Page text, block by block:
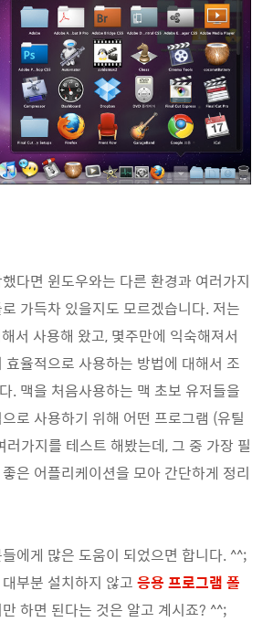
다면 윈도우와는 다른 환경과 여러가지
가득차 있을지도 모르겠습니다. 저는
서 사용해 왔고, 몇주만에 익숙해져서
효율적으로 사용하는 방법에 대해서 조
. 맥을 처음사용하는 맥 초보 유저들을
로 사용하기 위해 어떤 프로그램 (유틸
러가지를 테스트 해봤는데, 그 중 가장 필
은 어플리케이션을 모아 간단하게 정리
에게 많은 도움이 되었으면 합니다. ^^;
부분 설치하지 않고 응용 프로그램 폴
하면 된다는 것은 알고 계시죠? ^^;